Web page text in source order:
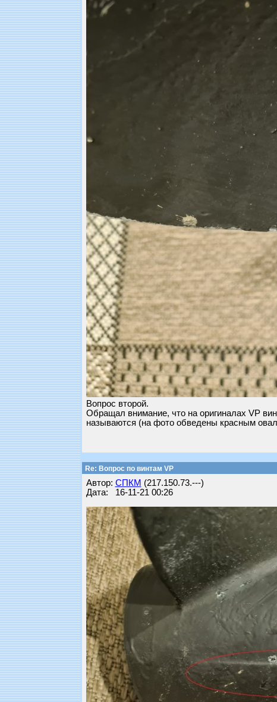
Вопрос второй.
Обращал внимание, что на оригиналах VP
называются (на фото обведены красным
Re: Вопрос по винтам VP
Автор: СПКМ (217.150.73.---)
Дата: 16-11-21 00:26